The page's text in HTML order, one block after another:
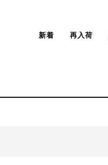
新着 再入荷